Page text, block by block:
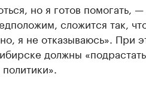
но я готов помогать, —
сложится так,
я не отказываюсь». При
должны «подрастать